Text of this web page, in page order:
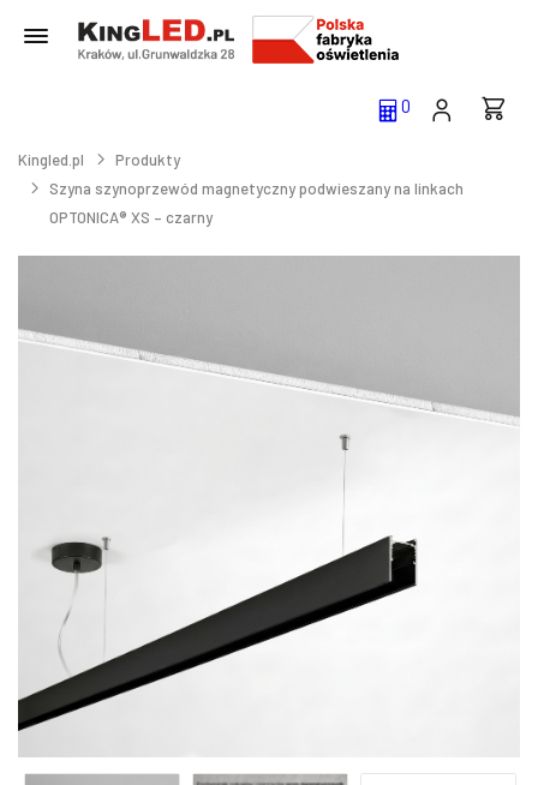
0
Kingled.pl
Produkty
Szyna szynoprzewód magnetyczny podwieszany na linkach
OPTONICA® XS – czarny